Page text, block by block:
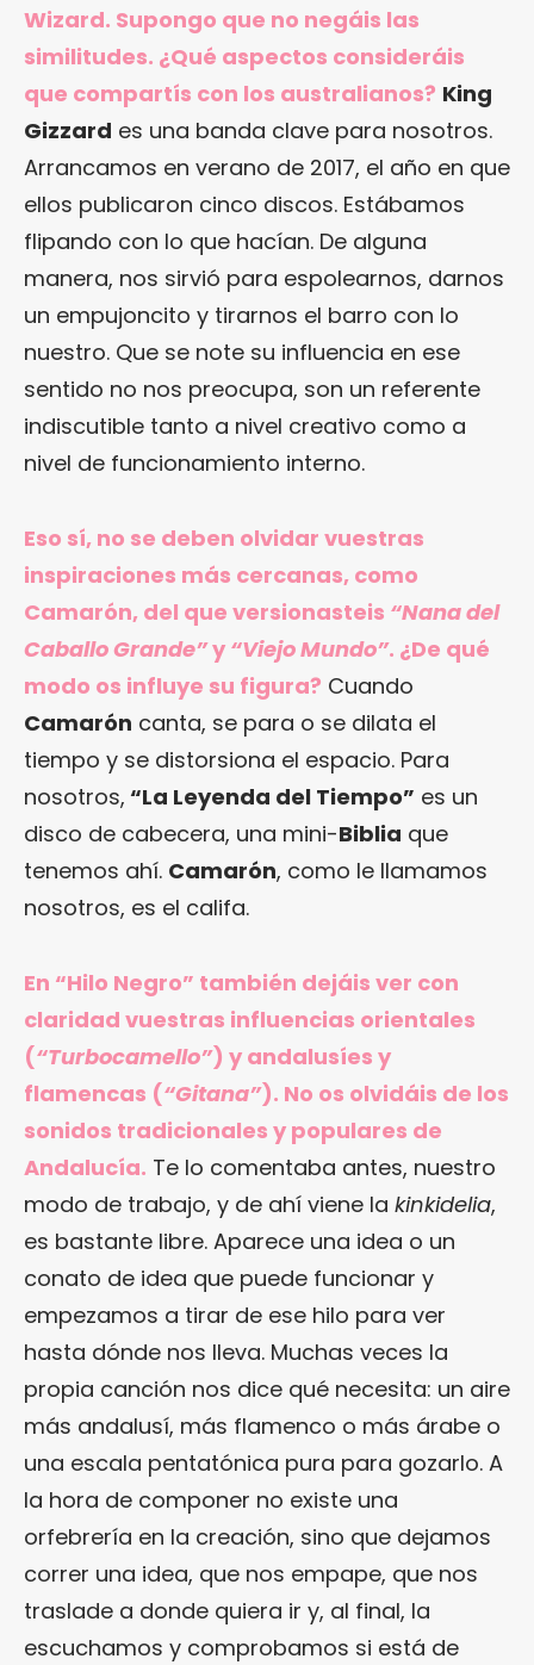
Wizard. Supongo que no negáis las
similitudes. ¿Qué aspectos consideráis
que compartís con los australianos? King
Gizzard es una banda clave para nosotros.
Arrancamos en verano de 2017, el año en que
ellos publicaron cinco discos. Estábamos
flipando con lo que hacían. De alguna
manera, nos sirvió para espolearnos, darnos
un empujoncito y tirarnos el barro con lo
nuestro. Que se note su influencia en ese
sentido no nos preocupa, son un referente
indiscutible tanto a nivel creativo como a
nivel de funcionamiento interno.
Eso sí, no se deben olvidar vuestras
inspiraciones más cercanas, como
Camarón, del que versionasteis “Nana del
Caballo Grande”y “Viejo Mundo”. ¿De qué
modo os influye su figura? Cuando
Camarón canta, se para o se dilata el
tiempo y se distorsiona el espacio. Para
nosotros, “La Leyenda del Tiempo” es un
disco de cabecera, una mini-Biblia que
tenemos ahí. Camarón, como le llamamos
nosotros, es el califa.
En “Hilo Negro” también dejáis ver con
claridad vuestras influencias orientales
(“Turbocamello”) y andalusíes y
flamencas (“Gitana”). No os olvidáis de los
sonidos tradicionales y populares de
Andalucía. Te lo comentaba antes, nuestro
modo de trabajo, y de ahí viene la kinkidelia,
es bastante libre. Aparece una idea o un
conato de idea que puede funcionar y
empezamos a tirar de ese hilo para ver
hasta dónde nos lleva. Muchas veces la
propia canción nos dice qué necesita: un aire
más andalusí, más flamenco o más árabe o
una escala pentatónica pura para gozarlo. A
la hora de componer no existe una
orfebrería en la creación, sino que dejamos
correr una idea, que nos empape, que nos
traslade a donde quiera ir y, al final, la
escuchamos y comprobamos si está de